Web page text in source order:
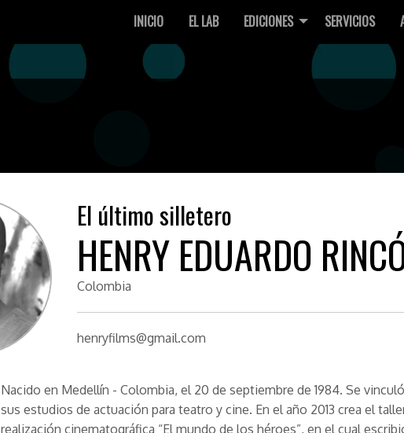
INICIO EL LAB EDICIONES SERVICIOS
El último silletero
HENRY EDUARDO
Colombia
henryfilms@gmail.com
Nacido en Medellín - Colombia, el 20 de septiembre de 1984. Se
sus estudios de actuación para teatro y cine. En el año 2013 crea el
realización cinematográfica “El mundo de los héroes”, en el cual